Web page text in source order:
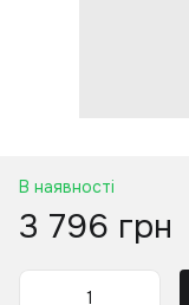
В наявності
3 796 грн